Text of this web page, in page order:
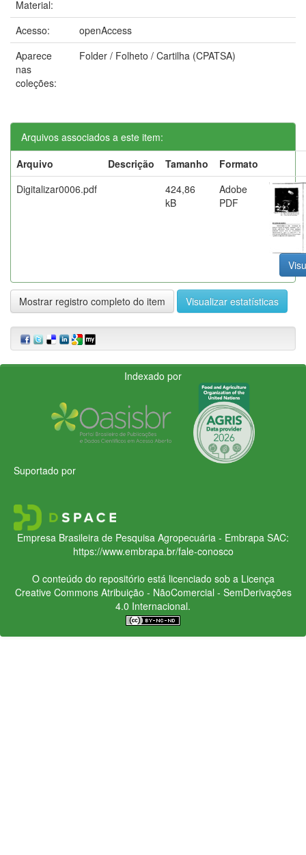
Material:
Acesso:
openAccess
Aparece
nas
coleções:
Folder / Folheto / Cartilha (CPATSA)
Arquivos associados a este item:
Arquivo
Descrição Tamanho
Formato
Digitalizar0006.pdf
424,86
kB
Adobe
PDF
Mostrar registro completo do item Visualizar estatísticas
Indexado por
Suportado por
Empresa Brasileira de Pesquisa Agropecuária - Embrapa SAC:
https://www.embrapa.br/fale-conosco
O conteúdo do repositório está licenciado sob a Licença
Creative CommonsAtribuição - NãoComercial - SemDerivações
4.0 Internacional.